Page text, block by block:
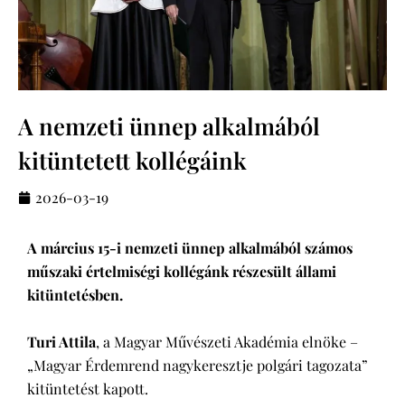
A nemzeti ünnep alkalmából
kitüntetett kollégáink
2026-03-19
A március 15-i nemzeti ünnep alkalmából számos
műszaki értelmiségi kollégánk részesült állami
kitüntetésben.
Turi Attila, a Magyar Művészeti Akadémia elnöke –
„Magyar Érdemrend nagykeresztje polgári tagozata”
kitüntetést kapott.